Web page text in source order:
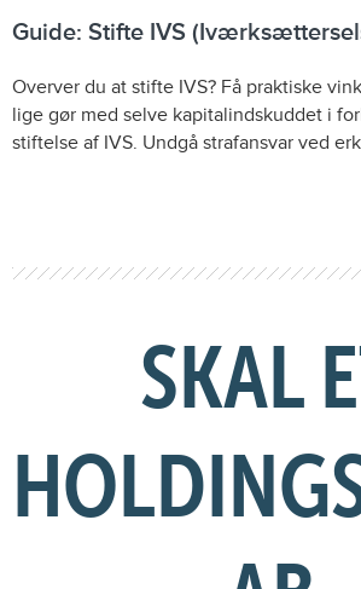
Guide: Stifte IVS
Overver du at stifte IVS? Få praktiske
lige gør med selve kapitalindskuddet i
stiftelse af IVS. Undgå strafansvar ved
SKAL